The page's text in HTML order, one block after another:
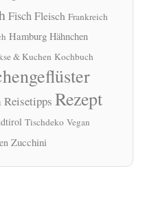
FischFleisch Frankreich
Hamburg Hähnchen
& Kuchen Kochbuch
Reisetipps Rezept
Tischdeko Vegan
Zucchini